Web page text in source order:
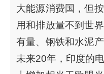
大能源消费国，但
用和排放量不到世
有量、钢铁和水泥
未来20年，印度的